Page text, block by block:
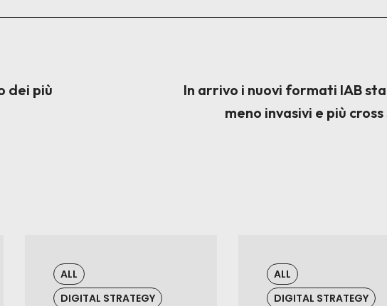
dei più
In arrivo i nuovi formati IAB
meno invasivi e più
ALL
DIGITAL STRATEGY
ALL
DIGITAL STRATEGY